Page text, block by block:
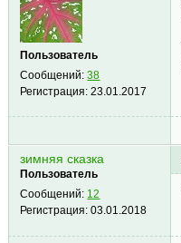
Пользователь
Сообщений:38
Регистрация:23.01.2017
зимняя сказка
Пользователь
Сообщений: 12
Регистрация:03.01.2018